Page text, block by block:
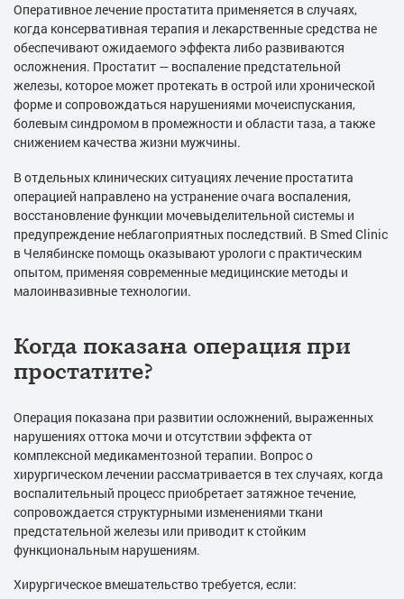
Оперативное лечение простатита применяется в случаях,
когда консервативная терапия и лекарственные средства не
обеспечивают ожидаемого эффекта либо развиваются
осложнения. Простатит — воспаление предстательной
железы, которое может протекать в острой или хронической
форме и сопровождаться нарушениями мочеиспускания,
болевым синдромом в промежности и области таза, а также
снижением качества жизни мужчины.
В отдельных клинических ситуациях лечение простатита
операцией направлено на устранение очага воспаления,
восстановление функции мочевыделительной системы и
предупреждение неблагоприятных последствий. В Smed Clinic
в Челябинске помощь оказывают урологи с практическим
опытом, применяя современные медицинские методы и
малоинвазивные технологии.
Когда показана операция при
простатите?
Операция показана при развитии осложнений, выраженных
нарушениях оттока мочи и отсутствии эффекта от
комплексной медикаментозной терапии. Вопрос о
хирургическом лечении рассматривается в тех случаях, когда
воспалительный процесс приобретает затяжное течение,
сопровождается структурными изменениями ткани
предстательной железы или приводит к стойким
функциональным нарушениям.
Хирургическое вмешательство требуется, если: